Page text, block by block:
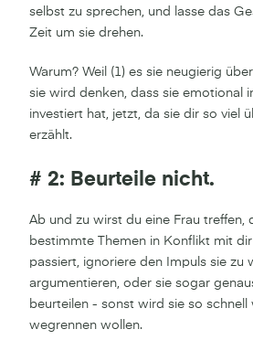
selbst zu sprechen, und lasse das
Zeit um sie drehen.
Warum? Weil (1) es sie neugierig
sie wird denken, dass sie emotional
investiert hat, jetzt, da sie dir so viel
erzählt.
# 2: Beurteile nicht.
Ab und zu wirst du eine Frau treffen,
bestimmte Themen in Konflikt mit
passiert, ignoriere den Impuls sie zu
argumentieren, oder sie sogar
beurteilen - sonst wird sie so
wegrennen wollen.